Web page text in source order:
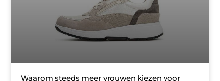
Waarom steeds meer vrouwen kiezen voor